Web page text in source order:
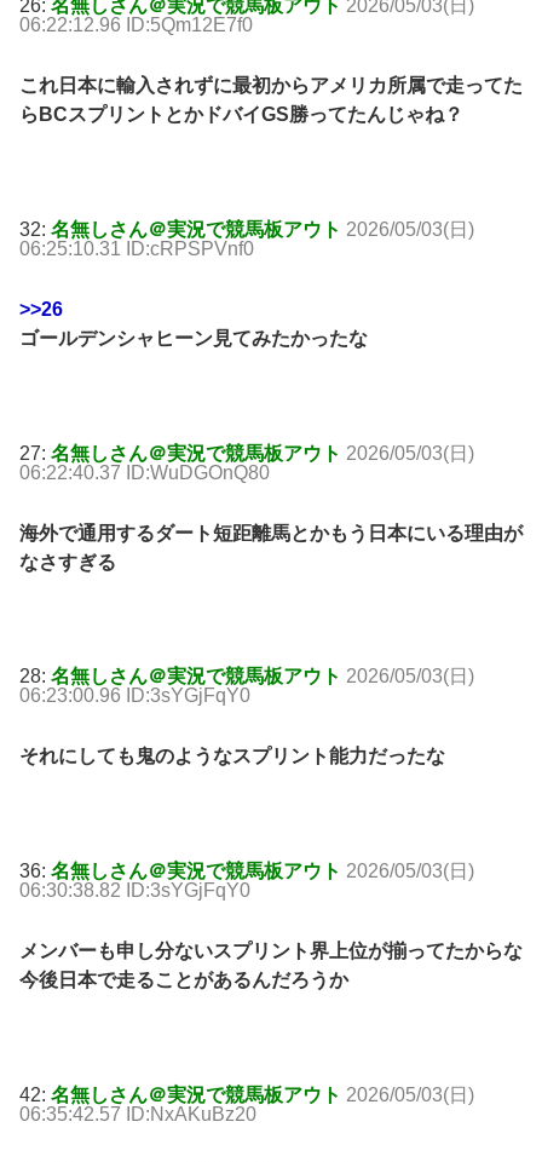
26: 名無しさん＠実況で競馬板アウト 2026/05/03(日)
06:22:12.96 ID:5Qm12E7f0
これ日本に輸入されずに最初からアメリカ所属で走ってた
らBCスプリントとかドバイGS勝ってたんじゃね？
32: 名無しさん＠実況で競馬板アウト 2026/05/03(日)
06:25:10.31 ID:cRPSPVnf0
>>26
ゴールデンシャヒーン見てみたかったな
27: 名無しさん＠実況で競馬板アウト 2026/05/03(日)
06:22:40.37 ID:WuDGOnQ80
海外で通用するダート短距離馬とかもう日本にいる理由が
なさすぎる
28: 名無しさん＠実況で競馬板アウト 2026/05/03(日)
06:23:00.96 ID:3sYGjFqY0
それにしても鬼のようなスプリント能力だったな
36: 名無しさん＠実況で競馬板アウト 2026/05/03(日)
06:30:38.82 ID:3sYGjFqY0
メンバーも申し分ないスプリント界上位が揃ってたからな
今後日本で走ることがあるんだろうか
42: 名無しさん＠実況で競馬板アウト 2026/05/03(日)
06:35:42.57 ID:NxAKuBz20